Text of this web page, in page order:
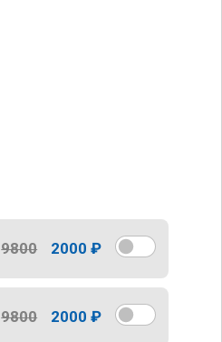
9800 2000 ₽
9800 2000 ₽